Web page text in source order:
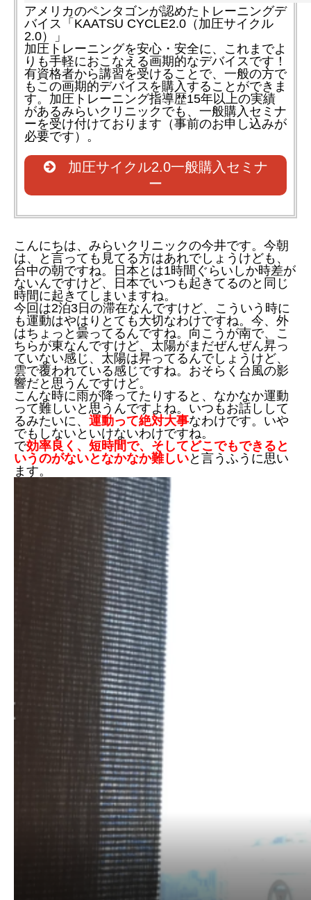
アメリカのペンタゴンが認めたトレーニングデ
バイス「KAATSU CYCLE2.0（加圧サイクル
2.0）」
加圧トレーニングを安心・安全に、これまでよ
りも手軽におこなえる画期的なデバイスです！
有資格者から講習を受けることで、一般の方で
もこの画期的デバイスを購入することができま
す。加圧トレーニング指導歴15年以上の実績
があるみらいクリニックでも、一般購入セミナ
ーを受け付けております（事前のお申し込みが
必要です）。
加圧サイクル2.0一般購入セミナ
ー
こんにちは、みらいクリニックの今井です。今朝
は、と言っても見てる方はあれでしょうけども、
台中の朝ですね。日本とは1時間ぐらいしか時差が
ないんですけど、日本でいつも起きてるのと同じ
時間に起きてしまいますね。
今回は2泊3日の滞在なんですけど、こういう時に
も運動はやはりとても大切なわけですね。今、外
はちょっと曇ってるんですね。向こうが南で、こ
ちらが東なんですけど、太陽がまだぜんぜん昇っ
ていない感じ、太陽は昇ってるんでしょうけど、
雲で覆われている感じですね。おそらく台風の影
響だと思うんですけど。
こんな時に雨が降ってたりすると、なかなか運動
って難しいと思うんですよね。いつもお話しして
るみたいに、 運動って絶対大事なわけです。いや
でもしないといけないわけですね。
で効率良く、短時間で、そしてどこでもできると
いうのがないとなかなか難しいと言うふうに思い
ます。